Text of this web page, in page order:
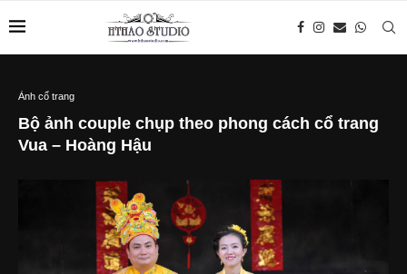
Ảnh cổ trang
Bộ ảnh couple chụp theo phong cách cổ trang
Vua – Hoàng Hậu